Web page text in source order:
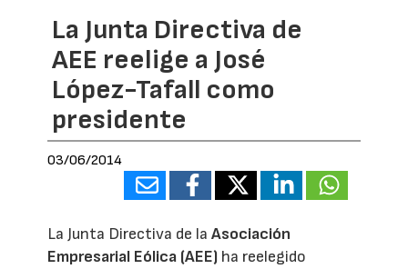
La Junta Directiva de
AEE reelige a José
López-Tafall como
presidente
03/06/2014
La Junta Directiva de laAsociación
Empresarial Eólica (AEE) ha reelegido